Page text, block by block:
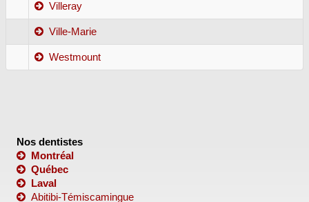
Villeray
Ville-Marie
Westmount
Nos dentistes
Montréal
Québec
Laval
Abitibi-Témiscamingue